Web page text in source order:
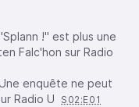
!" est plus une
Falc'hon sur Radio
enquête ne peut
Radio U
S02:E01